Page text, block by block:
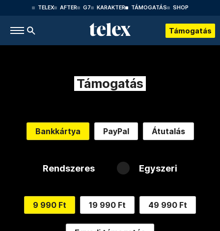
TELEX AFTER G7 KARAKTER TÁMOGATÁS SHOP
Támogatás
Támogatás
Bankkártya PayPal Átutalás
Rendszeres Egyszeri
9 990 Ft 19 990 Ft 49 990 Ft